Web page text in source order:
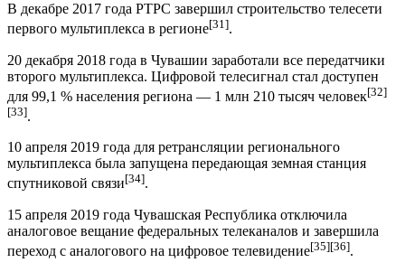
В декабре 2017 года РТРС завершил строительство телесети
первого мультиплекса в регионе[31].
20 декабря 2018 года в Чувашии заработали все передатчики
второго мультиплекса. Цифровой телесигнал стал доступен
для 99,1 % населения региона — 1 млн 210 тысяч человек[32]
[33].
10 апреля 2019 года для ретрансляции регионального
мультиплекса была запущена передающая земная станция
спутниковой связи[34].
15 апреля 2019 года Чувашская Республика отключила
аналоговое вещание федеральных телеканалов и завершила
переход с аналогового на цифровое телевидение[35][36].